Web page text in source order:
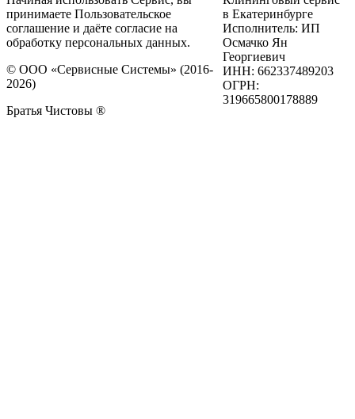
принимаете Пользовательское
соглашение и даёте согласие на
обработку персональных данных.
© ООО «Сервисные Системы» (2016-
2026)
Братья Чистовы ®
в Екатеринбурге
Исполнитель: ИП
Осмачко Ян
Георгиевич
ИНН: 662337489203
ОГРН:
319665800178889